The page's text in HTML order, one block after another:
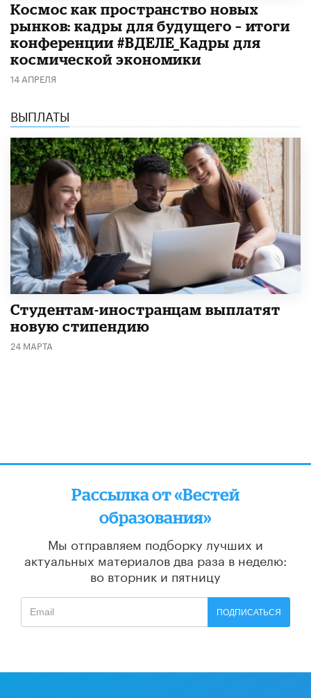
Космос как пространство новых
рынков: кадры для будущего – итоги
конференции #ВДЕЛЕ_Кадры для
космической экономики
14 АПРЕЛЯ
ВЫПЛАТЫ
Студентам-иностранцам выплатят
новую стипендию
24 МАРТА
Рассылка от «Вестей
образования»
Мы отправляем подборку лучших и
актуальных материалов два раза в неделю:
во вторник и пятницу
ПОДПИСАТЬСЯ